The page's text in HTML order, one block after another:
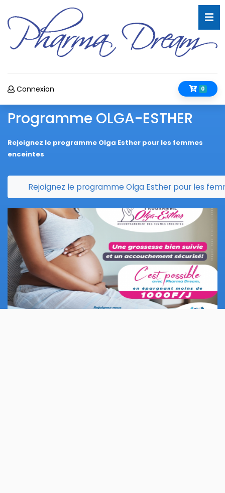
0
Connexion
Programme OLGA-ESTHER
Rejoignez le programme Olga Esther pour les femmes
enceintes
Rejoignez le programme Olga Esther pour les